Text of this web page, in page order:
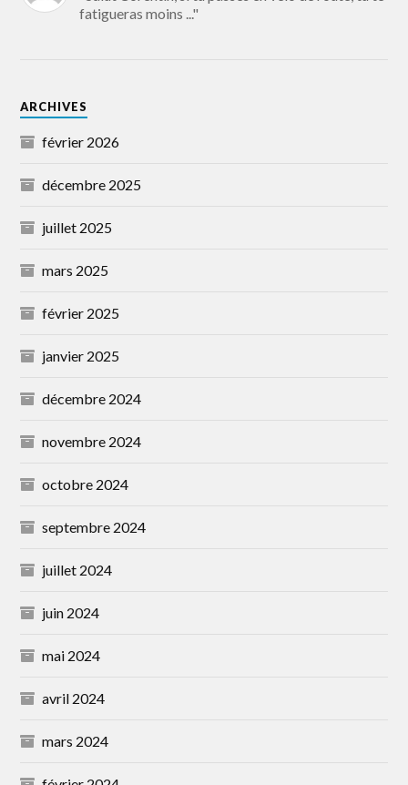
fatigueras moins ..."
ARCHIVES
février 2026
décembre 2025
juillet 2025
mars 2025
février 2025
janvier 2025
décembre 2024
novembre 2024
octobre 2024
septembre 2024
juillet 2024
juin 2024
mai 2024
avril 2024
mars 2024